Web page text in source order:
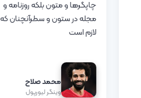
چاپگرها و متون بلکه روزنامه و
مجله در ستون و سطرآنچنان که
لازم است
محمد صلاح
وینگر لیورپول